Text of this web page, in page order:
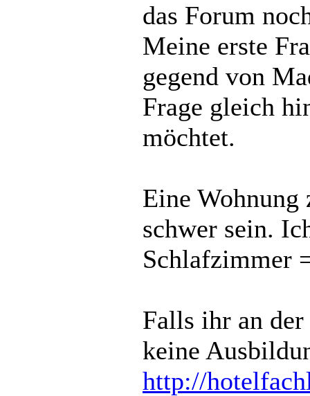
das Forum
Meine erste
gegend von
Frage gleich
möchtet.
Eine
schwer sein.
Schlafzimmer
Falls ihr an
keine
http://